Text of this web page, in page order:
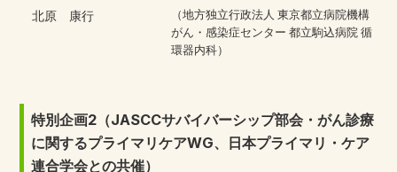
北原 康行
（地方独立行政法人 東京都立病院機構
がん・感染症センター 都立駒込病院 循
環器内科）
特別企画2（JASCCサバイバーシップ部会・がん診療
に関するプライマリケアWG、日本プライマリ・ケア
連合学会との共催）